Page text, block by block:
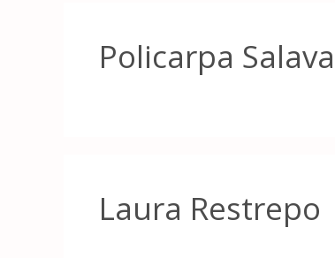
Policarpa
Laura Restrepo